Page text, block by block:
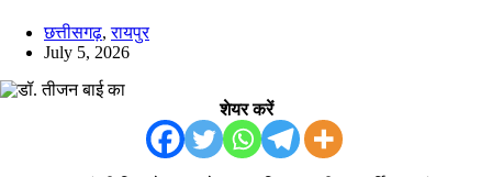
छत्तीसगढ़,रायपुर
July 5, 2026
शेयर करें